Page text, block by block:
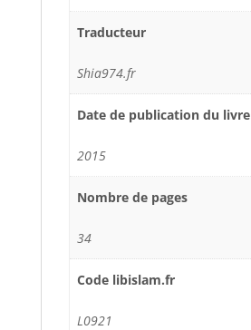
Traducteur
Shia974.fr
Date de publication du livre
2015
Nombre de pages
34
Code libislam.fr
L0921